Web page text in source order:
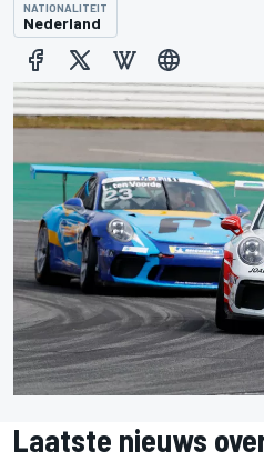
NATIONALITEIT
Nederland
Laatste nieuws